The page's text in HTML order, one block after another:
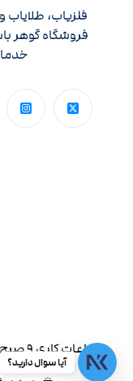
فلزیاب، طلایاب
فروشگاه گوهر
ساعات کاری ۹ صبح تا ۵ عصر
آیا سوال دارید؟